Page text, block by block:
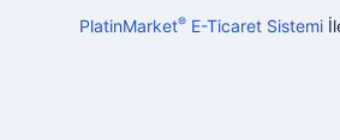
PlatinMarket®E-Ticaret Sistemi